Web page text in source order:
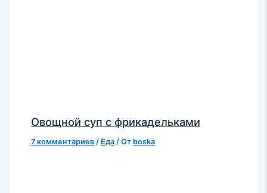
Овощной суп с фрикадельками
7 комментариев / Еда / От boska